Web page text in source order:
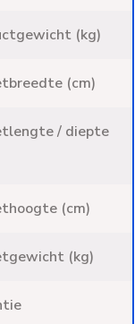
(kg)
(cm)
/ diepte
(cm)
(kg)